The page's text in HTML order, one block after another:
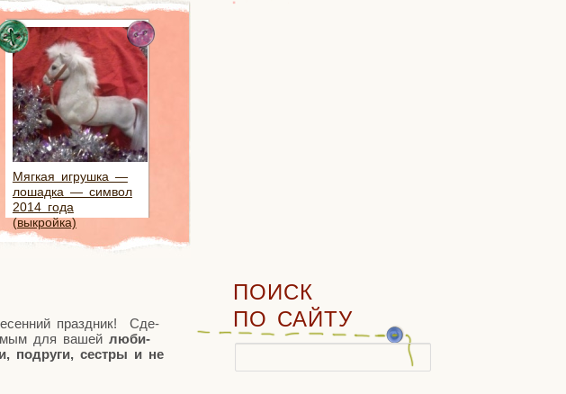
Мягкая игрушка —
лошадка — символ
2014 года
(выкройка)
празд­ник! Сде­
для вашей люби­
подру­ги, сест­ры и не
ПОИСК
ПО САЙТУ